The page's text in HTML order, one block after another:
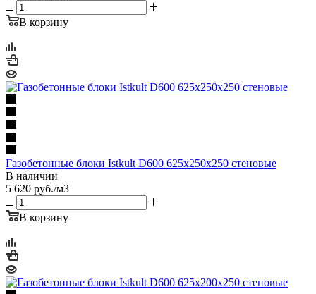
В корзину
Газобетонные блоки Istkult D600 625х250х250 стеновые
В наличии
5 620 руб./м3
В корзину